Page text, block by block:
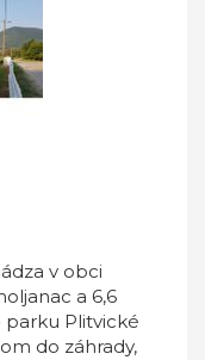
v obci
a 6,6
Plitvické
do záhrady,